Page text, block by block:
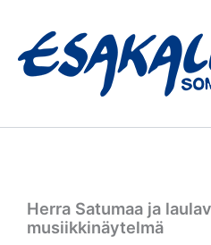
sisältöön
Herra Satumaa ja
musiikkinäytelmä